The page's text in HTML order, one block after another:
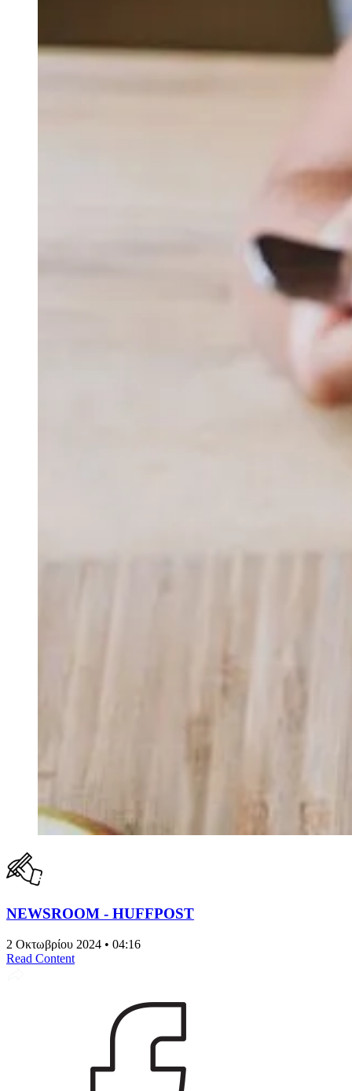
NEWSROOM - HUFFPOST
2 Οκτωβρίου 2024 • 04:16
Read Content